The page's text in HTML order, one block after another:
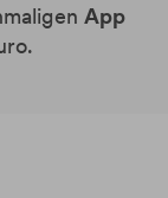
App